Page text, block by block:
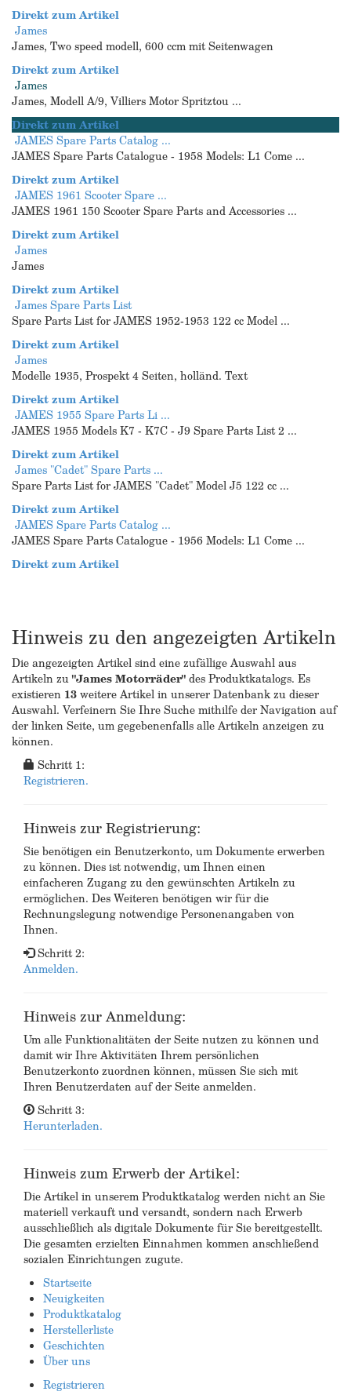
Direkt zum Artikel
James
James, Two speed modell, 600 ccm mit Seitenwagen
Direkt zum Artikel
James
James, Modell A/9, Villiers Motor Spritztou ...
Direkt zum Artikel
JAMES Spare Parts Catalog ...
JAMES Spare Parts Catalogue - 1958 Models: L1 Come ...
Direkt zum Artikel
JAMES 1961 Scooter Spare ...
JAMES 1961 150 Scooter Spare Parts and Accessories ...
Direkt zum Artikel
James
James
Direkt zum Artikel
James Spare Parts List
Spare Parts List for JAMES 1952-1953 122 cc Model ...
Direkt zum Artikel
James
Modelle 1935, Prospekt 4 Seiten, holländ. Text
Direkt zum Artikel
JAMES 1955 Spare Parts Li ...
JAMES 1955 Models K7 - K7C - J9 Spare Parts List 2 ...
Direkt zum Artikel
James "Cadet" Spare Parts ...
Spare Parts List for JAMES "Cadet" Model J5 122 cc ...
Direkt zum Artikel
JAMES Spare Parts Catalog ...
JAMES Spare Parts Catalogue - 1956 Models: L1 Come ...
Direkt zum Artikel
Hinweis zu den angezeigten Artikeln
Die angezeigten Artikel sind eine zufällige Auswahl aus
Artikeln zu"James Motorräder"des Produktkatalogs. Es
existieren 13weitere Artikel in unserer Datenbank zu dieser
Auswahl. Verfeinern Sie Ihre Suche mithilfe der Navigation auf
der linken Seite, um gegebenenfalls alle Artikeln anzeigen zu
können.
Schritt 1:
Registrieren.
Hinweis zur Registrierung:
Sie benötigen ein Benutzerkonto, um Dokumente erwerben
zu können. Dies ist notwendig, um Ihnen einen
einfacheren Zugang zu den gewünschten Artikeln zu
ermöglichen. Des Weiteren benötigen wir für die
Rechnungslegung notwendige Personenangaben von
Ihnen.
Schritt 2:
Anmelden.
Hinweis zur Anmeldung:
Um alle Funktionalitäten der Seite nutzen zu können und
damit wir Ihre Aktivitäten Ihrem persönlichen
Benutzerkonto zuordnen können, müssen Sie sich mit
Ihren Benutzerdaten auf der Seite anmelden.
Schritt 3:
Herunterladen.
Hinweis zum Erwerb der Artikel:
Die Artikel in unserem Produktkatalog werden nicht an Sie
materiell verkauft und versandt, sondern nach Erwerb
ausschließlich als digitale Dokumente für Sie bereitgestellt.
Die gesamten erzielten Einnahmen kommen anschließend
sozialen Einrichtungen zugute.
Startseite
Neuigkeiten
Produktkatalog
Herstellerliste
Geschichten
Über uns
Registrieren